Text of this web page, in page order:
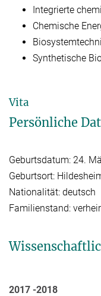
Integrierte
Chemische
Synthetische
Vita
Persönliche
Geburtsdatum: 24.
Geburtsort:
Nationalität: deutsch
Familienstand:
2017 -2018